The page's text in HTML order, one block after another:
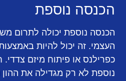
הכנסה נוספת
הכנסה נוספת יכולה לתרום
העצמי. זה יכול להיות
כפרילנס או פיתוח מיזם
נוספת לא רק מגדילה את